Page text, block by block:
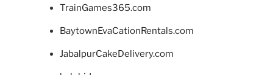
TrainGames365.com
BaytownEvaCationRentals.com
JabalpurCakeDelivery.com